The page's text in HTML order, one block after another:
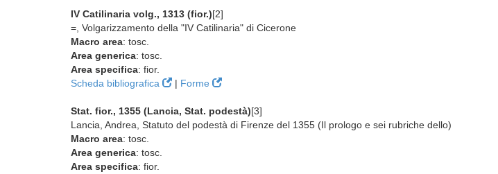
IV Catilinaria volg., 1313 (fior.)[2]
=, Volgarizzamento della "IV Catilinaria" di Cicerone
Macro area: tosc.
Area generica: tosc.
Area specifica: fior.
Scheda bibliografica
| Forme
Stat. fior., 1355 (Lancia, Stat. podestà)[3]
Lancia, Andrea, Statuto del podestà di Firenze del 1355 (Il prologo e sei rubriche dello)
Macro area: tosc.
Area generica: tosc.
Area specifica: fior.